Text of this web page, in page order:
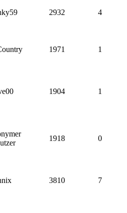
2932 4
1971 1
1904 1
1918 0
3810 7